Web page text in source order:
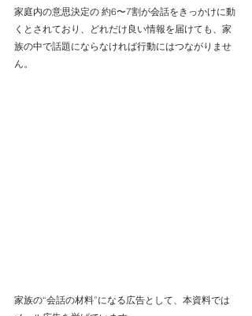
家庭内の意思決定の 約6〜7割が会話をきっかけに動
くとされており、どれだけ良い情報を届けても、家
族の中で話題にならなければ行動にはつながりませ
ん。
家族の“会話の材料”になる広告として、本資料では